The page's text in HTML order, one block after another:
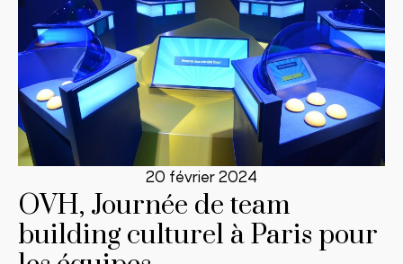
20 février 2024
OVH, Journée de team
building culturel à Paris pour